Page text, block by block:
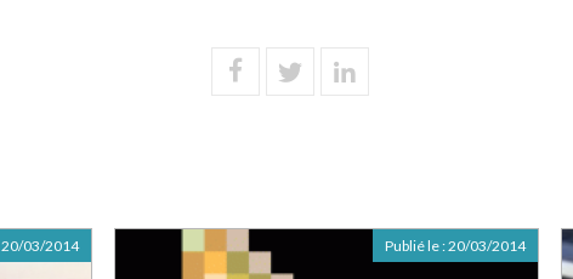
20/03/2014 Publié le :20/03/2014